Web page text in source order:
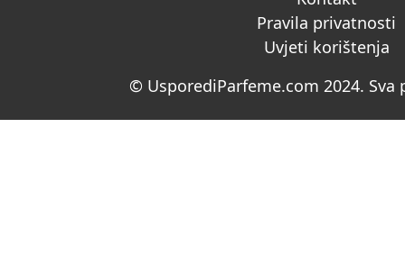
Pravila privatnosti
Uvjeti korištenja
© UsporediParfeme.com 2024. Sva